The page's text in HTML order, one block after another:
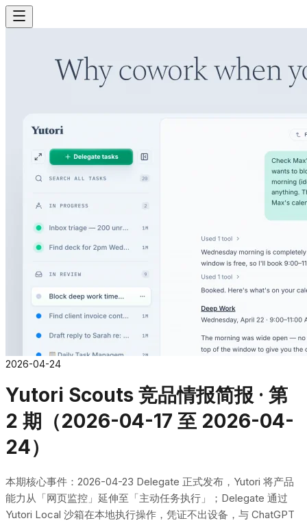
2026-04-24
Yutori Scouts 竞品情报简报 · 第
2 期（2026-04-17 至 2026-04-
24）
本期核心事件：2026-04-23 Delegate 正式发布，Yutori 将产品
能力从「网页监控」延伸至「主动任务执行」；Delegate 通过
Yutori Local 沙箱在本地执行操作，凭证不出设备，与 ChatGPT